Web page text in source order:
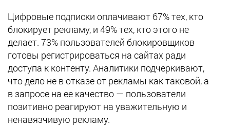
Цифровые подписки оплачивают 67% тех, кто
блокирует рекламу, и 49% тех, кто этого не
делает. 73% пользователей блокировщиков
готовы регистрироваться на сайтах ради
доступа к контенту. Аналитики подчеркивают,
что дело не в отказе от рекламы как таковой, а
в запросе на ее качество — пользователи
позитивно реагируют на уважительную и
ненавязчивую рекламу.